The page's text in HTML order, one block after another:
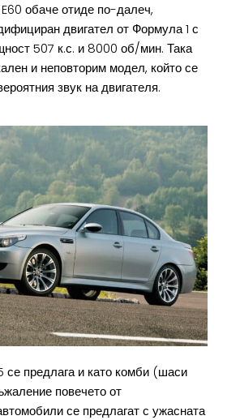
обаче отиде по-далеч,
двигател от Формула 1 с
507 к.с. и 8000 об/мин. Така
и неповторим модел, който се
звук на двигателя.
се предлага и като комби (шаси
повечето от
се предлагат с ужасната